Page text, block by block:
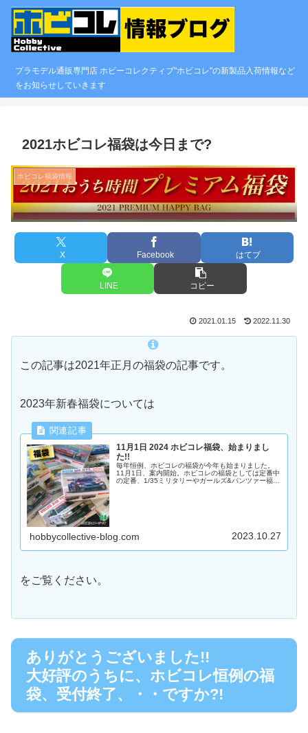
プラモデル通販専門店 ホビーコレクティブ"ホビコレ"の新製品入荷情報など
をお知らせしていきます
2021ホビコレ福袋は今日まで?
ホビコレ福袋情報
X Facebook はてブ
LINE コピー
2021.01.15 2022.11.30
この記事は2021年正月の福袋の記事です。
2023年新春福袋については
11月1日 2024 ホビコレ福袋、始まりまし
た!!
毎年恒例、ホビコレの福袋が今年も始まりました。
11月1日、案内開始。ホビコレの福袋としては定番中
の定番、1/35ミリタリーやガールズ&パンツァー福袋
hobbycollective-blog.com 2023.10.27
をご覧ください。
ありがとうございました!!
大好評のうちに、ホビコレ恒例の福
袋、受付終了、・・ですか?!